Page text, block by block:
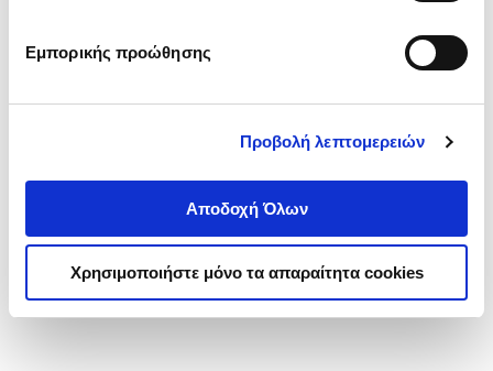
Εμπορικής προώθησης
Προβολή λεπτομερειών
Αποδοχή Όλων
Χρησιμοποιήστε μόνο τα απαραίτητα cookies